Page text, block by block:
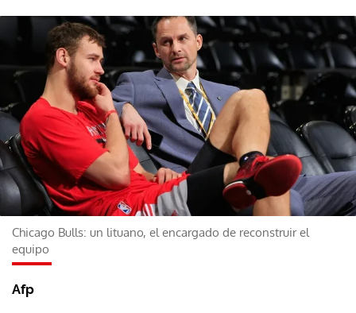
Chicago Bulls: un lituano, el encargado de reconstruir el
equipo
Afp